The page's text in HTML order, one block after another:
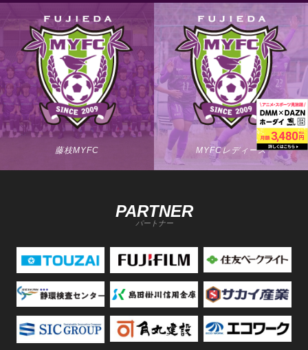
藤枝MYFC MYFCレディース
PARTNER
パートナー